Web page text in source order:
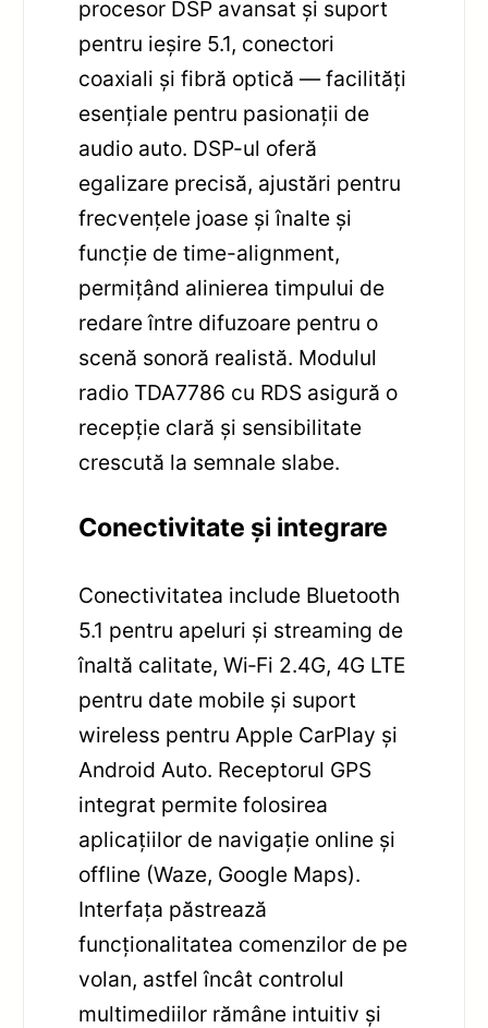
procesor DSP avansat și suport
pentru ieșire 5.1, conectori
coaxiali și fibră optică — facilități
esențiale pentru pasionații de
audio auto. DSP-ul oferă
egalizare precisă, ajustări pentru
frecvențele joase și înalte și
funcție de time-alignment,
permițând alinierea timpului de
redare între difuzoare pentru o
scenă sonoră realistă. Modulul
radio TDA7786 cu RDS asigură o
recepție clară și sensibilitate
crescută la semnale slabe.
Conectivitate și integrare
Conectivitatea include Bluetooth
5.1 pentru apeluri și streaming de
înaltă calitate, Wi‑Fi 2.4G, 4G LTE
pentru date mobile și suport
wireless pentru Apple CarPlay și
Android Auto. Receptorul GPS
integrat permite folosirea
aplicațiilor de navigație online și
offline (Waze, Google Maps).
Interfața păstrează
funcționalitatea comenzilor de pe
volan, astfel încât controlul
multimediilor rămâne intuitiv și